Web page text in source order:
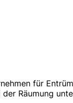
für
Räumung